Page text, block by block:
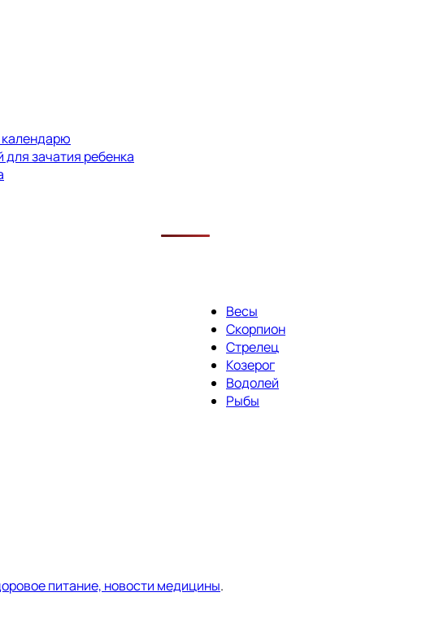
календарю
зачатия ребенка
Весы
Скорпион
Стрелец
Козерог
Водолей
Рыбы
питание, новости медицины.